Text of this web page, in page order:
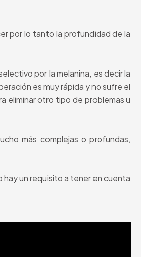
por lo tanto la profundidad de la
por la melanina, es decir la
es muy rápida y no sufre el
eliminar otro tipo de problemas u
más complejas o profundas,
un requisito a tener en cuenta